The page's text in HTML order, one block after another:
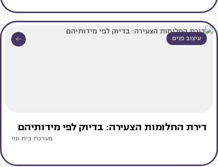
עיצוב פנים
דירת החלומות הצעירה: בדיוק לפי מידותיהם
מערכת בית ונוי